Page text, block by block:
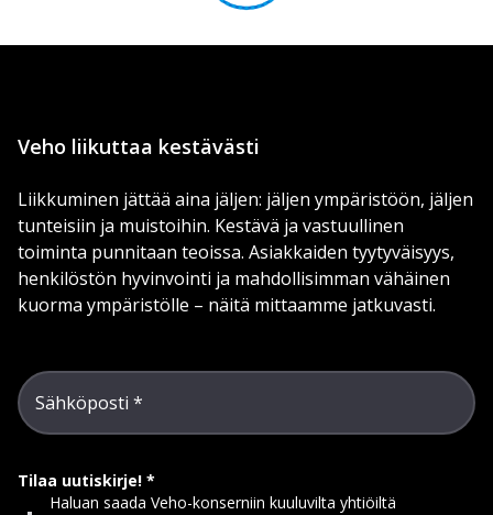
Veho liikuttaa kestävästi
Liikkuminen jättää aina jäljen: jäljen ympäristöön, jäljen
tunteisiin ja muistoihin. Kestävä ja vastuullinen
toiminta punnitaan teoissa. Asiakkaiden tyytyväisyys,
henkilöstön hyvinvointi ja mahdollisimman vähäinen
kuorma ympäristölle – näitä mittaamme jatkuvasti.
Sähköposti
Tilaa uutiskirje!
Haluan saada Veho-konserniin kuuluvilta yhtiöiltä